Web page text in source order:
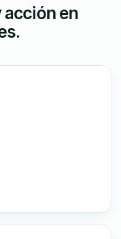
acción en